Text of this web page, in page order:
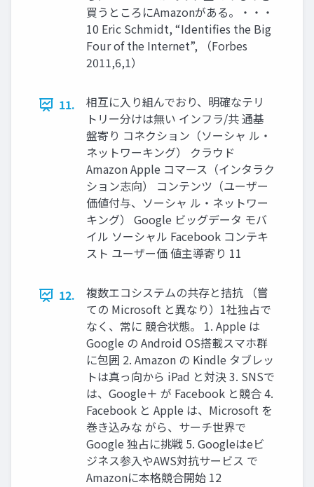
買うところにAmazonがある。・・・
10 Eric Schmidt, “Identifies the Big
Four of the Internet”, （Forbes
2011,6,1）
11.
相互に入り組んでおり、明確なテリ
トリー分けは無い インフラ/共 通基
盤寄り コネクション（ソーシャ ル・
ネットワーキング） クラウド
Amazon Apple コマース（インタラク
ション志向） コンテンツ（ユーザー
価値付与、ソーシャ ル・ネットワー
キング） Google ビッグデータ モバ
イル ソーシャル Facebook コンテキ
スト ユーザー価 値主導寄り 11
12.
複数エコシステムの共存と拮抗 （嘗
ての Microsoft と異なり）1社独占で
なく、常に 競合状態。 1. Apple は
Google の Android OS搭載スマホ群
に包囲 2. Amazon の Kindle タブレッ
トは真っ向から iPad と対決 3. SNSで
は、Google＋ が Facebook と競合 4.
Facebook と Apple は、Microsoft を
巻き込みな がら、サーチ世界で
Google 独占に挑戦 5. Googleはeビ
ジネス参入やAWS対抗サービス で
Amazonに本格競合開始 12